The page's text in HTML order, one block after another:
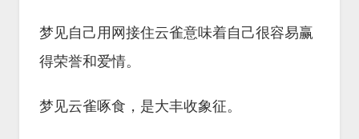
梦见自己用网接住云雀意味着自己很容易赢
得荣誉和爱情。
梦见云雀啄食，是大丰收象征。